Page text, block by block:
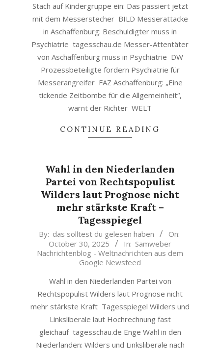
Stach auf Kindergruppe ein: Das passiert jetzt
mit dem Messerstecher BILD Messerattacke
in Aschaffenburg: Beschuldigter muss in
Psychiatrie tagesschau.de Messer-Attentäter
von Aschaffenburg muss in Psychiatrie DW
Prozessbeteiligte fordern Psychiatrie für
Messerangreifer FAZ Aschaffenburg: „Eine
tickende Zeitbombe für die Allgemeinheit“,
warnt der Richter WELT
CONTINUE READING
Wahl in den Niederlanden
Partei von Rechtspopulist
Wilders laut Prognose nicht
mehr stärkste Kraft –
Tagesspiegel
2025-
30
By: das solltest du gelesen haben
On:
October 30, 2025
In: Samweber
Nachrichtenblog - Weltnachrichten aus dem
Google Newsfeed
Wahl in den Niederlanden Partei von
Rechtspopulist Wilders laut Prognose nicht
mehr stärkste Kraft Tagesspiegel Wilders und
Linksliberale laut Hochrechnung fast
gleichauf tagesschau.de Enge Wahl in den
Niederlanden: Wilders und Linksliberale nach